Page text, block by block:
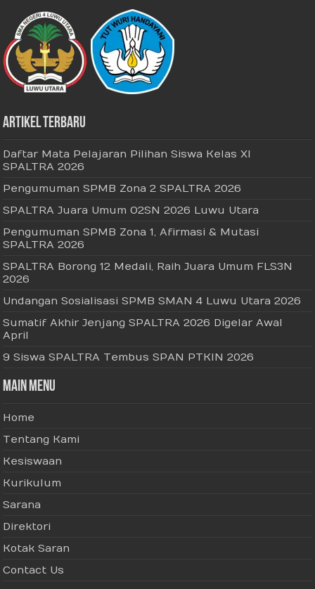
Artikel Terbaru
Daftar Mata Pelajaran Pilihan Siswa Kelas XI
SPALTRA 2026
Pengumuman SPMB Zona 2 SPALTRA 2026
SPALTRA Juara Umum O2SN 2026 Luwu Utara
Pengumuman SPMB Zona 1, Afirmasi & Mutasi
SPALTRA 2026
SPALTRA Borong 12 Medali, Raih Juara Umum FLS3N
2026
Undangan Sosialisasi SPMB SMAN 4 Luwu Utara 2026
Sumatif Akhir Jenjang SPALTRA 2026 Digelar Awal
April
9 Siswa SPALTRA Tembus SPAN PTKIN 2026
Main Menu
Home
Tentang Kami
Kesiswaan
Kurikulum
Sarana
Direktori
Kotak Saran
Contact Us